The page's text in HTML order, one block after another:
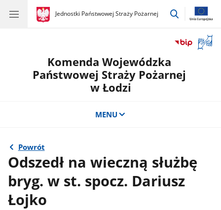
gov.pl
Jednostki Państwowej Straży Pożarnej
gov.pl
Jednostki
przejdź
okno
Komenda Wojewódzka
Państwowej Straży Pożarnej
w Łodzi
MENU
Powrót
Odszedł na wieczną służbę
bryg. w st. spocz. Dariusz
Łojko